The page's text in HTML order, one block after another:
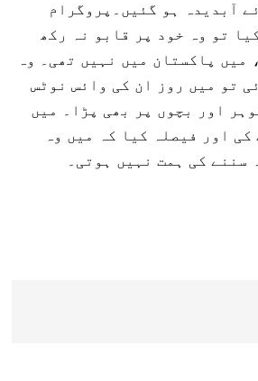
آبدیدہ ہو گئیں۔پروگرام
تو وہ خود پر قابو نہ رکھ
پاکستان میں نہیں تھی۔ وہ
تو میں روز ان کی وائس نوٹس
اور بچوں پر بھی پڑا۔ میں
اور فیصلہ کیا کہ میں وہ
سننے کی ہمت نہیں ہوتی۔